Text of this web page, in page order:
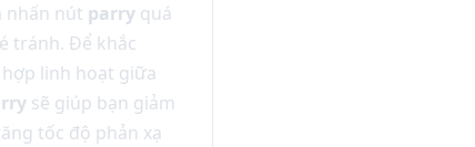
nhấn nút parryquá
tránh. Để khắc
linh hoạt giữa
sẽ giúp bạn giảm
tốc độ phản xạ